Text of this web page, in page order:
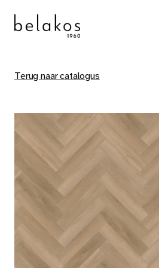
Verkooppunten
Catalogus
PVC
Terug naar catalogus